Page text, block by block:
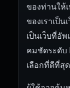
ของท่านให้
ของเราเป็
เป็นเว็บที่อั
คมชัดระดับ
เลือกที่ดีที่สุด